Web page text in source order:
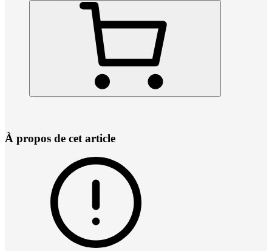
À propos de cet article